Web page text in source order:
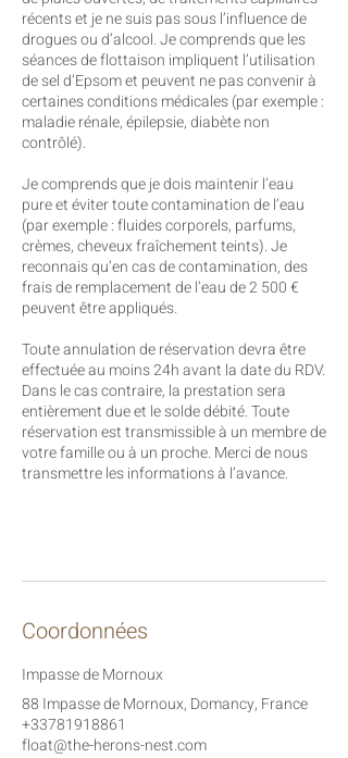
récents et je ne suis pas sous l’influence de
drogues ou d’alcool. Je comprends que les
séances de flottaison impliquent l’utilisation
de sel d’Epsom et peuvent ne pas convenir à
certaines conditions médicales (par exemple :
maladie rénale, épilepsie, diabète non
contrôlé).
Je comprends que je dois maintenir l’eau
pure et éviter toute contamination de l’eau
(par exemple : fluides corporels, parfums,
crèmes, cheveux fraîchement teints). Je
reconnais qu’en cas de contamination, des
frais de remplacement de l’eau de 2 500 €
peuvent être appliqués.
Toute annulation de réservation devra être
effectuée au moins 24h avant la date du RDV.
Dans le cas contraire, la prestation sera
entièrement due et le solde débité. Toute
réservation est transmissible à un membre de
votre famille ou à un proche. Merci de nous
transmettre les informations à l’avance.
Coordonnées
Impasse de Mornoux
88 Impasse de Mornoux, Domancy, France
+33781918861
float@the-herons-nest.com